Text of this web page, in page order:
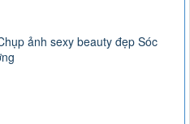
ảnh sexy beauty đẹp Sóc